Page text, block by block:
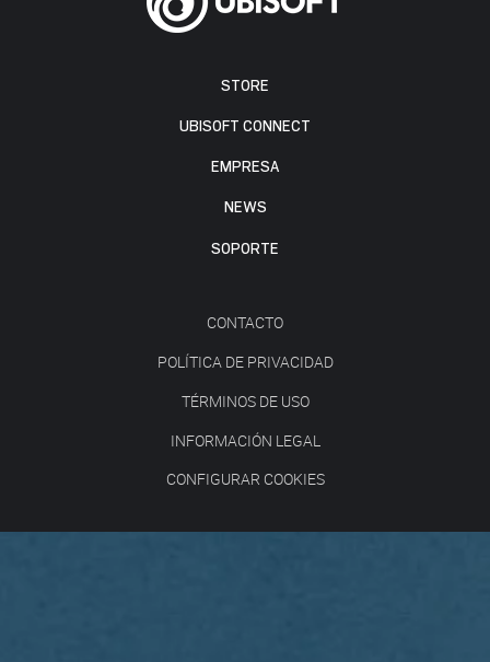
STORE
UBISOFT CONNECT
EMPRESA
NEWS
SOPORTE
CONTACTO
POLÍTICA DE PRIVACIDAD
TÉRMINOS DE USO
INFORMACIÓN LEGAL
CONFIGURAR COOKIES